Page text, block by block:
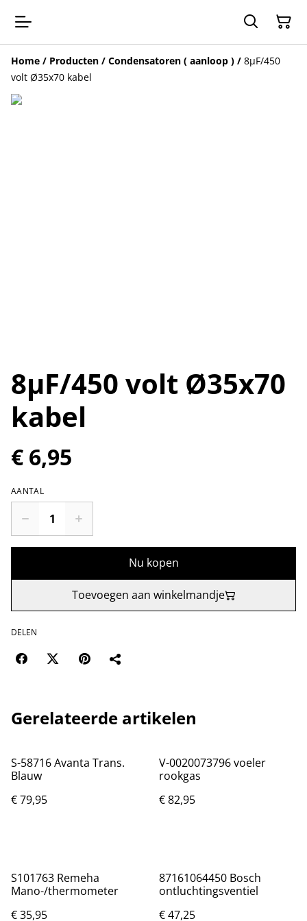
Home / Producten / Condensatoren ( aanloop ) / 8µF/450
volt Ø35x70 kabel
8µF/450 volt Ø35x70
kabel
€ 6,95
AANTAL
Nu kopen
Toevoegen aan winkelmandje
DELEN
Gerelateerde artikelen
S-58716 Avanta Trans.
Blauw
€ 79,95
V-0020073796 voeler
rookgas
€ 82,95
S101763 Remeha
Mano-/thermometer
€ 35,95
87161064450 Bosch
ontluchtingsventiel
€ 47,25